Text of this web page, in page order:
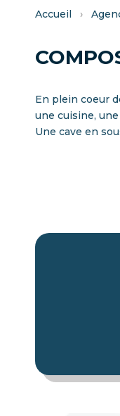
Accueil ›
En plein coeur
une cuisine,
Une cave en